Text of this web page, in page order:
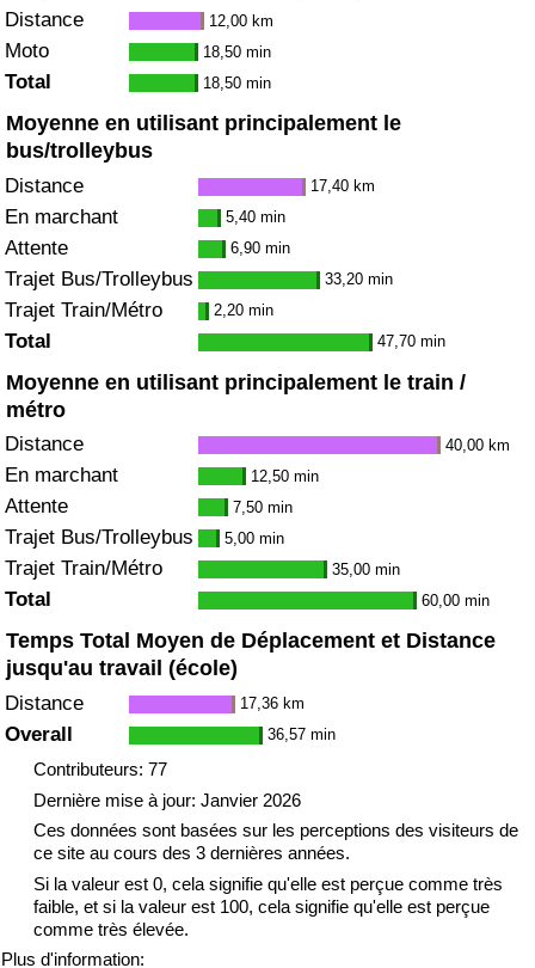
Distance 12,00 km
Moto 18,50 min
Total 18,50 min
Moyenne en utilisant principalement le
bus/trolleybus
Distance 17,40 km
En marchant 5,40 min
Attente 6,90 min
Trajet Bus/Trolleybus 33,20 min
Trajet Train/Métro 2,20 min
Total 47,70 min
Moyenne en utilisant principalement le train /
métro
Distance 40,00 km
En marchant 12,50 min
Attente 7,50 min
Trajet Bus/Trolleybus 5,00 min
Trajet Train/Métro 35,00 min
Total 60,00 min
Temps Total Moyen de Déplacement et Distance
jusqu'au travail (école)
Distance 17,36 km
Overall 36,57 min
Contributeurs: 77
Dernière mise à jour: Janvier 2026
Ces données sont basées sur les perceptions des visiteurs de
ce site au cours des 3 dernières années.
Si la valeur est 0, cela signifie qu'elle est perçue comme très
faible, et si la valeur est 100, cela signifie qu'elle est perçue
comme très élevée.
Plus d'information: